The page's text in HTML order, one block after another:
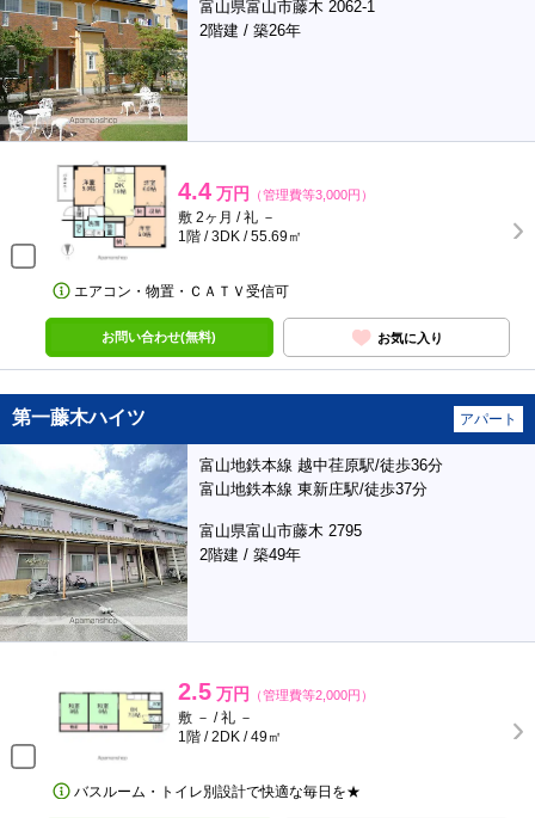
富山県富山市藤木 2062-1
2階建 / 築26年
4.4 万円 （管理費等3,000円）
敷 2ヶ月 / 礼 －
1階 / 3DK / 55.69㎡
エアコン・物置・ＣＡＴＶ受信可
お問い合わせ(無料) お気に入り
第一藤木ハイツ アパート
富山地鉄本線 越中荏原駅/徒歩36分
富山地鉄本線 東新庄駅/徒歩37分
富山県富山市藤木 2795
2階建 / 築49年
2.5 万円 （管理費等2,000円）
敷 － / 礼 －
1階 / 2DK / 49㎡
バスルーム・トイレ別設計で快適な毎日を★